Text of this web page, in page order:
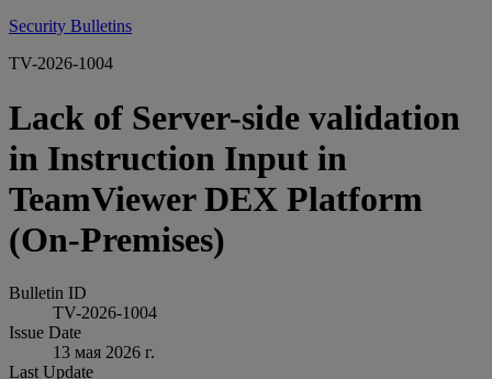
Security Bulletins
TV-2026-1004
Lack of Server-side validation
in Instruction Input in
TeamViewer DEX Platform
(On-Premises)
Bulletin ID
TV-2026-1004
Issue Date
13 мая 2026 г.
Last Update